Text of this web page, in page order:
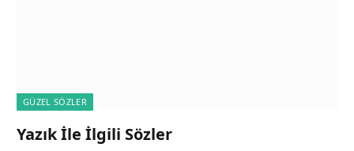
GÜZEL SÖZLER
Yazık İle İlgili Sözler